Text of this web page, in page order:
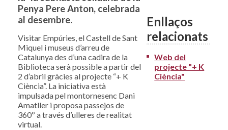
Penya Pere Anton, celebrada
al desembre.
Visitar Empúries, el Castell de Sant
Miquel i museus d’arreu de
Catalunya des d’una cadira de la
Biblioteca serà possible a partir del
2 d’abril gràcies al projecte “+ K
Ciència”. La iniciativa està
impulsada pel montornesenc Dani
Amatller i proposa passejos de
360º a través d’ulleres de realitat
virtual.
Enllaços
relacionats
Web del
projecte "+ K
Ciència"